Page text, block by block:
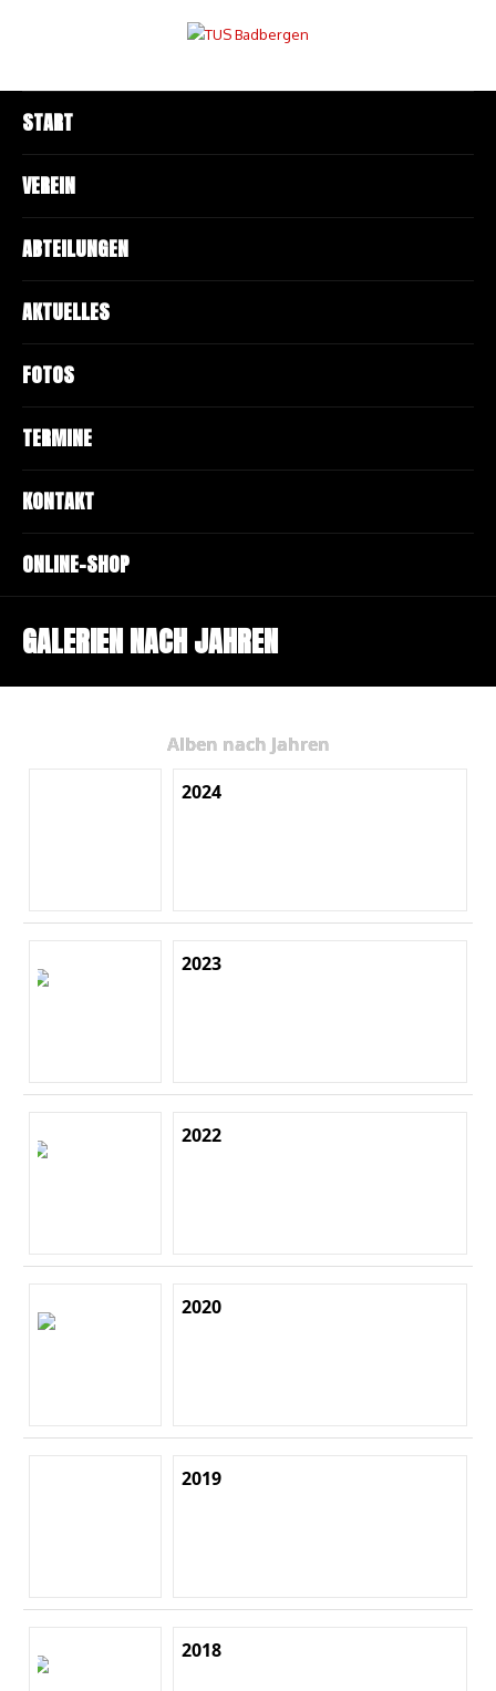
START
VEREIN
ABTEILUNGEN
AKTUELLES
FOTOS
TERMINE
KONTAKT
ONLINE-SHOP
GALERIEN NACH JAHREN
Alben nach Jahren
2024
2023
2022
2020
2019
2018